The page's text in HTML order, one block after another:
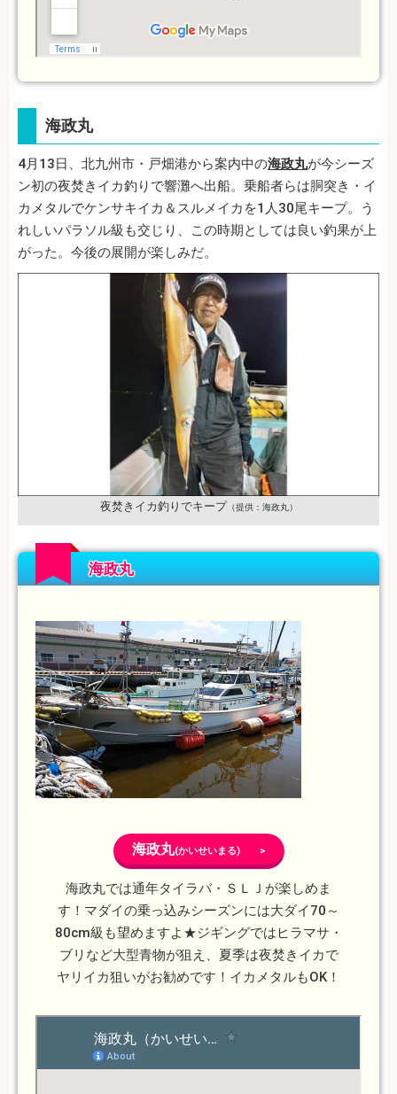
海政丸
4月13日、北九州市・戸畑港から案内中の海政丸が今シーズ
ン初の夜焚きイカ釣りで響灘へ出船。乗船者らは胴突き・イ
カメタルでケンサキイカ＆スルメイカを1人30尾キープ。う
れしいパラソル級も交じり、この時期としては良い釣果が上
がった。今後の展開が楽しみだ。
夜焚きイカ釣りでキープ （提供：海政丸）
海政丸
海政丸(かいせいまる) >
海政丸では通年タイラバ・ＳＬＪが楽しめま
す！マダイの乗っ込みシーズンには大ダイ70～
80cm級も望めますよ★ジギングではヒラマサ・
ブリなど大型青物が狙え、夏季は夜焚きイカで
ヤリイカ狙いがお勧めです！イカメタルもOK！